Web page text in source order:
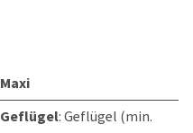
Maxi
Geflügel: Geflügel (min.